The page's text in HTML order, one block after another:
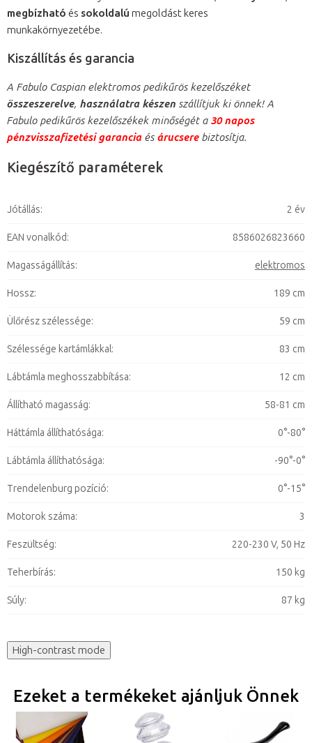
megbízható és sokoldalú megoldást keres
munkakörnyezetébe.
Kiszállítás és garancia
A Fabulo Caspian elektromos pedikűrös kezelőszéket
összeszerelve, használatra készen szállítjuk ki önnek! A
Fabulo pedikűrös kezelőszékek minőségét a 30 napos
pénzvisszafizetési garancia és árucsere biztosítja.
Kiegészítő paraméterek
Jótállás: 2 év
EAN vonalkód: 8586026823660
Magasságállítás: elektromos
Hossz: 189 cm
Ülőrész szélessége: 59 cm
Szélessége kartámlákkal: 83 cm
Lábtámla meghosszabbítása: 12 cm
Állítható magasság: 58-81 cm
Háttámla állíthatósága: 0°-80°
Lábtámla állíthatósága: -90°-0°
Trendelenburg pozíció: 0°-15°
Motorok száma: 3
Feszültség: 220-230 V, 50 Hz
Teherbírás: 150 kg
Súly: 87 kg
High-contrast mode
Ezeket a termékeket ajánljuk Önnek